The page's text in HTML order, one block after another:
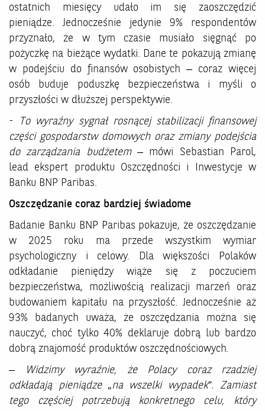
ostatnich miesięcy udało im się zaoszczędzić
pieniądze. Jednocześnie jedynie 9% respondentów
przyznało, że w tym czasie musiało sięgnąć po
pożyczkę na bieżące wydatki. Dane te pokazują zmianę
w podejściu do finansów osobistych – coraz więcej
osób buduje poduszkę bezpieczeństwa i myśli o
przyszłości w dłuższej perspektywie.
-
To wyraźny sygnał rosnącej stabilizacji finansowej
części gospodarstw domowych oraz zmiany podejścia
do zarządzania budżetem– mówi Sebastian Parol,
lead ekspert produktu Oszczędności i Inwestycje w
Banku BNP Paribas.
Oszczędzanie coraz bardziej świadome
Badanie Banku BNP Paribas pokazuje, że oszczędzanie
w 2025 roku ma przede wszystkim wymiar
psychologiczny i celowy. Dla większości Polaków
odkładanie pieniędzy wiąże się z poczuciem
bezpieczeństwa, możliwością realizacji marzeń oraz
budowaniem kapitału na przyszłość. Jednocześnie aż
93% badanych uważa, że oszczędzania można się
nauczyć, choć tylko 40% deklaruje dobrą lub bardzo
dobrą znajomość produktów oszczędnościowych.
–
Widzimy wyraźnie, że Polacy coraz rzadziej
odkładają pieniądze „na wszelki wypadek”. Zamiast
tego częściej potrzebują konkretnego celu, który